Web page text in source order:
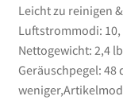
Leicht zu reinigen
Luftstrommodi: 10,
Nettogewicht: 2,4
Geräuschpegel: 48